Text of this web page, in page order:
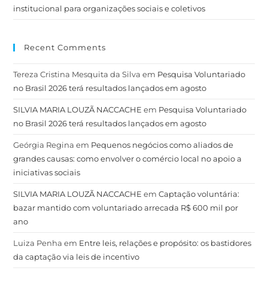
institucional para organizações sociais e coletivos
Recent Comments
Tereza Cristina Mesquita da Silva em Pesquisa Voluntariado
no Brasil 2026 terá resultados lançados em agosto
SILVIA MARIA LOUZÃ NACCACHE em Pesquisa Voluntariado
no Brasil 2026 terá resultados lançados em agosto
Geórgia Regina em Pequenos negócios como aliados de
grandes causas: como envolver o comércio local no apoio a
iniciativas sociais
SILVIA MARIA LOUZÃ NACCACHE emCaptação voluntária:
bazar mantido com voluntariado arrecada R$ 600 mil por
ano
Luiza Penha em Entre leis, relações e propósito: os bastidores
da captação via leis de incentivo